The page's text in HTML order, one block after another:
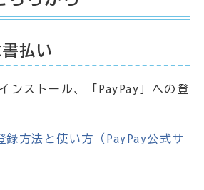
払い
ンストール、「PayPay」への登
録方法と使い方（PayPay公式サ